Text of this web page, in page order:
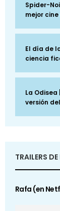
Spider-
mejor
El día de
ciencia
La
versión
TRAILERS
Rafa (en